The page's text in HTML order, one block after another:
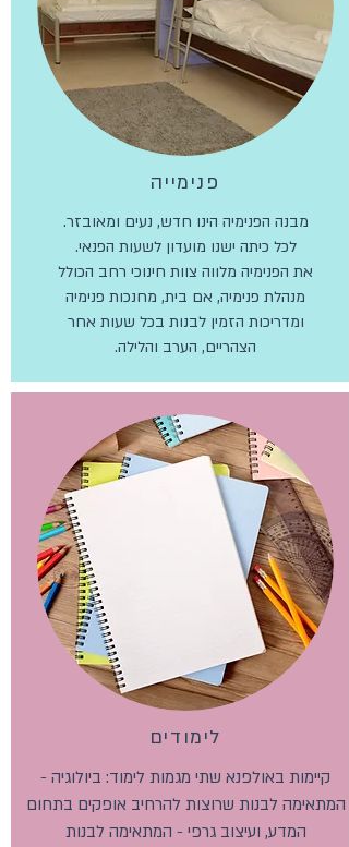
פנימייה
מבנה הפנימיה הינו חדש, נעים ומאובזר.
לכל כיתה ישנו מועדון לשעות הפנאי.
את הפנימיה מלווה צוות חינוכי רחב הכולל
מנהלת פנימיה, אם בית, מחנכות פנימיה
ומדריכות הזמין לבנות בכל שעות אחר
הצהריים, הערב והלילה.
לימודים
קיימות באולפנא שתי מגמות לימוד: ביולוגיה -
המתאימה לבנות שרוצות להרחיב אופקים בתחום
המדע, ועיצוב גרפי - המתאימה לבנות